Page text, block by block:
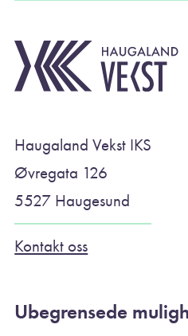
Haugaland Vekst IKS
Øvregata 126
5527 Haugesund
Kontakt oss
Ubegrensede